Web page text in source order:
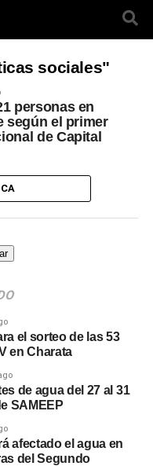
sociales"
personas en
según el primer
de Capital
el sorteo de las 53
en Charata
de agua del 27 al 31
SAMEEP
afectado el agua en
del Segundo